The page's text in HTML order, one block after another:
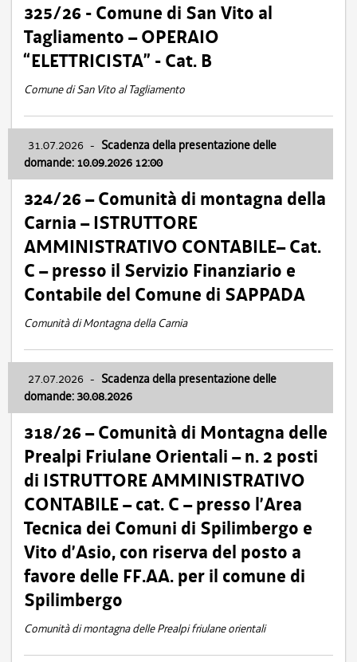
325/26 - Comune di San Vito al
Tagliamento – OPERAIO
“ELETTRICISTA” - Cat. B
Comune di San Vito al Tagliamento
31.07.2026 - Scadenza della presentazione delle
domande: 10.09.2026 12:00
324/26 – Comunità di montagna della
Carnia – ISTRUTTORE
AMMINISTRATIVO CONTABILE– Cat.
C – presso il Servizio Finanziario e
Contabile del Comune di SAPPADA
Comunità di Montagna della Carnia
27.07.2026 - Scadenza della presentazione delle
domande: 30.08.2026
318/26 – Comunità di Montagna delle
Prealpi Friulane Orientali – n. 2 posti
di ISTRUTTORE AMMINISTRATIVO
CONTABILE – cat. C – presso l’Area
Tecnica dei Comuni di Spilimbergo e
Vito d’Asio, con riserva del posto a
favore delle FF.AA. per il comune di
Spilimbergo
Comunità di montagna delle Prealpi friulane orientali